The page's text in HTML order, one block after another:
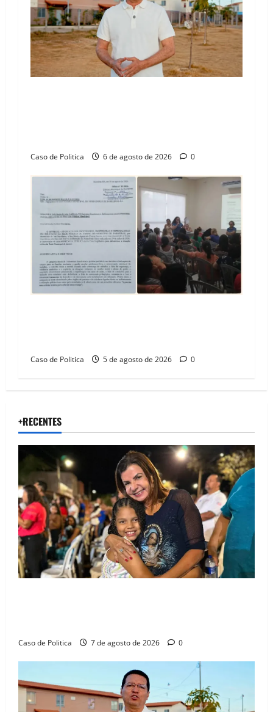
Caso de Politica 6 de agosto de 2026 0
Caso de Politica 5 de agosto de 2026 0
+RECENTES
Caso de Politica 7 de agosto de 2026 0